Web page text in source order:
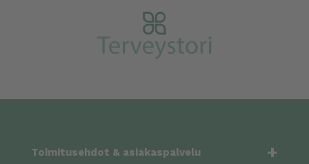
Toimitusehdot & asiakaspalvelu +